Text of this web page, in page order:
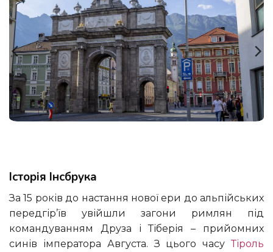
Історія Інсбрука
За 15 років до настання нової ери до альпійських
передгір’їв увійшли загони римлян під
командуванням Друза і Тіберія – прийомних
синів імператора Августа. З цього часуТіроль